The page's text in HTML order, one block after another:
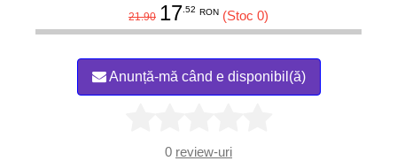
21.90 17.52 RON (Stoc 0)
Anunță-mă când e disponibil(ă)
0 review-uri